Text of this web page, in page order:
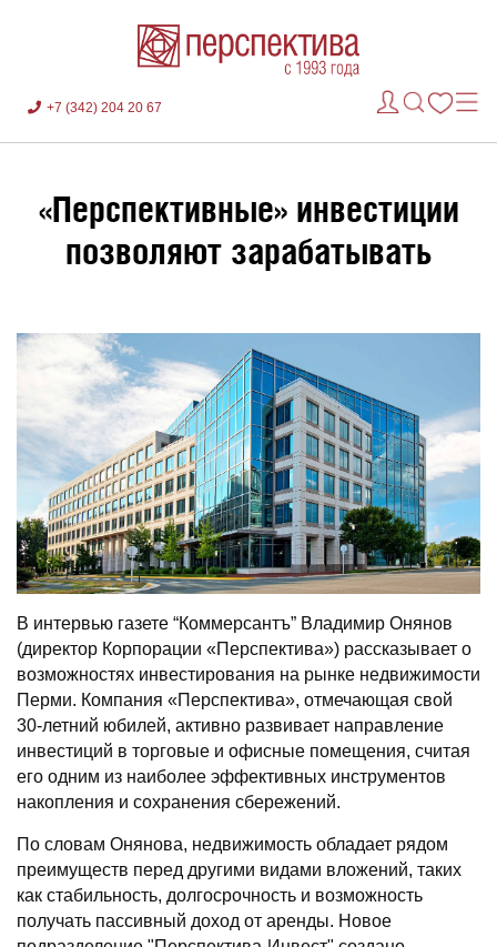
+7 (342) 204 20 67
«Перспективные» инвестиции
позволяют зарабатывать
В интервью газете “Коммерсантъ” Владимир Онянов
(директор Корпорации «Перспектива») рассказывает о
возможностях инвестирования на рынке недвижимости
Перми. Компания «Перспектива», отмечающая свой
30-летний юбилей, активно развивает направление
инвестиций в торговые и офисные помещения, считая
его одним из наиболее эффективных инструментов
накопления и сохранения сбережений.
По словам Онянова, недвижимость обладает рядом
преимуществ перед другими видами вложений, таких
как стабильность, долгосрочность и возможность
получать пассивный доход от аренды. Новое